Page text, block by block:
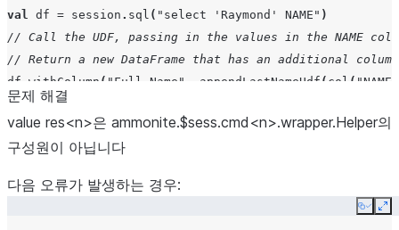
val df = session . sql ( "select 'Raymond' NAME" )
// Call the UDF, passing in the values in the NAME
// Return a new DataFrame that has an additional
df withColumn ( "Full Name" appendLastNameUdf ( col ( "NAME"
문제 해결
value res<n>은 ammonite.$sess.cmd<n>.wrapper.Helper의
구성원이 아닙니다
다음 오류가 발생하는 경우:
Copy